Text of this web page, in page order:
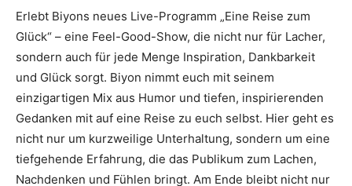
Erlebt Biyons neues Live-Programm „Eine Reise zum
Glück“ – eine Feel-Good-Show, die nicht nur für Lacher,
sondern auch für jede Menge Inspiration, Dankbarkeit
und Glück sorgt. Biyon nimmt euch mit seinem
einzigartigen Mix aus Humor und tiefen, inspirierenden
Gedanken mit auf eine Reise zu euch selbst. Hier geht es
nicht nur um kurzweilige Unterhaltung, sondern um eine
tiefgehende Erfahrung, die das Publikum zum Lachen,
Nachdenken und Fühlen bringt. Am Ende bleibt nicht nur